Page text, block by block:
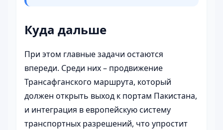
Куда дальше
При этом главные задачи остаются
впереди. Среди них – продвижение
Трансафганского маршрута, который
должен открыть выход к портам Пакистана,
и интеграция в европейскую систему
транспортных разрешений, что упростит